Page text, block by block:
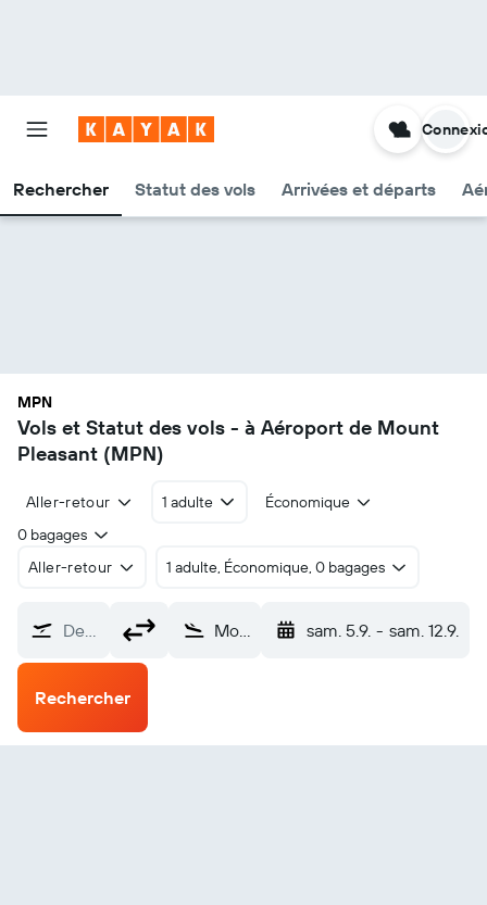
Rechercher Statut des vols Arrivées et départs
MPN
Vols et Statut des vols - à Aéroport de Mount
Pleasant (MPN)
Aller-retour 1 adulte
Économique
0 bagages
Aller-retour
1 adulte, Économique, 0 bagages
De… Mount Pleasant (MPN) sam. 5.9. - sam. 12.9.
Rechercher